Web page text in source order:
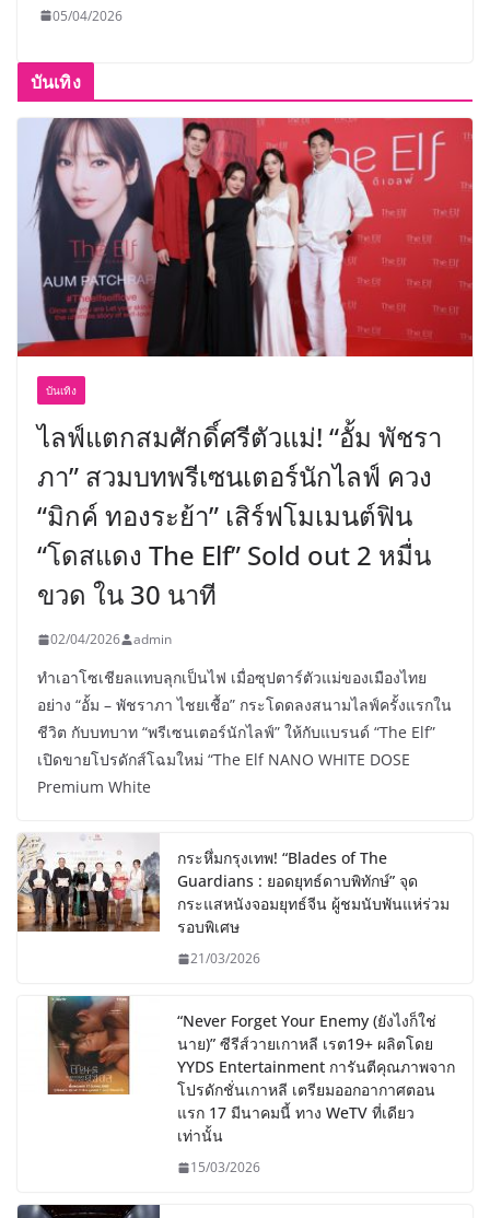
05/04/2026
บันเทิง
บันเทิง
ไลฟ์แตกสมศักดิ์ศรีตัวแม่! “อั้ม พัชรา
ภา” สวมบทพรีเซนเตอร์นักไลฟ์ ควง
“มิกค์ ทองระย้า” เสิร์ฟโมเมนต์ฟิน
“โดสแดง The Elf” Sold out 2 หมื่น
ขวด ใน 30 นาที
02/04/2026 admin
ทำเอาโซเชียลแทบลุกเป็นไฟ เมื่อซุปตาร์ตัวแม่ของเมืองไทย
อย่าง “อั้ม – พัชราภา ไชยเชื้อ” กระโดดลงสนามไลฟ์ครั้งแรกใน
ชีวิต กับบทบาท “พรีเซนเตอร์นักไลฟ์” ให้กับแบรนด์ “The Elf”
เปิดขายโปรดักส์โฉมใหม่ “The Elf NANO WHITE DOSE
Premium White
กระหึ่มกรุงเทพ! “Blades of The
Guardians : ยอดยุทธ์ดาบพิทักษ์” จุด
กระแสหนังจอมยุทธ์จีน ผู้ชมนับพันแห่ร่วม
รอบพิเศษ
21/03/2026
“Never Forget Your Enemy (ยังไงก็ใช่
นาย)” ซีรีส์วายเกาหลี เรต19+ ผลิตโดย
YYDS Entertainment การันตีคุณภาพจาก
โปรดักชั่นเกาหลี เตรียมออกอากาศตอน
แรก 17 มีนาคมนี้ ทาง WeTV ที่เดียว
เท่านั้น
15/03/2026